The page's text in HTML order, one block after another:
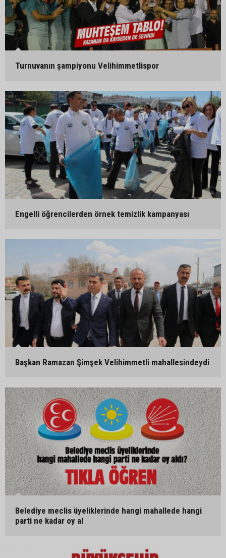
Turnuvanın şampiyonu Velihimmetlispor
Engelli öğrencilerden örnek temizlik kampanyası
Başkan Ramazan Şimşek Velihimmetli mahallesindeydi
Belediye meclis üyeliklerinde hangi mahallede hangi
parti ne kadar oy al